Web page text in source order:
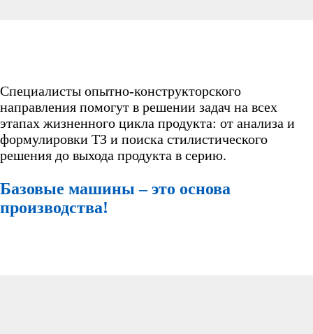
Специалисты опытно-конструкторского
направления помогут в решении задач на всех
этапах жизненного цикла продукта: от анализа и
формулировки ТЗ и поиска стилистического
решения до выхода продукта в серию.
Базовые машины – это основа
производства!